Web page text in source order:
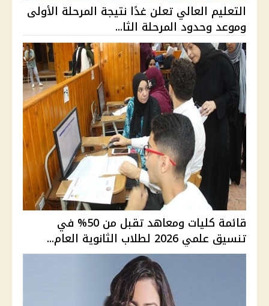
التعليم العالي تعلن غدًا نتيجة المرحلة الأولى
وموعد وحدود المرحلة الثا...
قائمة كليات ومعاهد تقبل من 50% في
تنسيق علمي 2026 لطلاب الثانوية العام...